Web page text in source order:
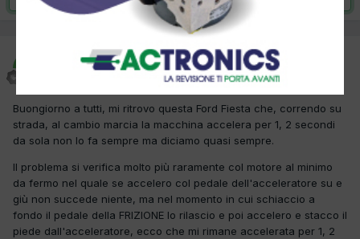
sarialessio
5 Dicembre 2024
Buongiorno a tutti, mi ritrovo questa Ford Fiesta che, correndo su
strada, al cambio marcia la macchina accelera per 1, 2 secondi
da sola non lo fa sempre ma diciamo quasi sempre.
Il problema si verifica molto più raramente col motore al minimo
da fermo nel quale se accelero col pedale dell'acceleratore su e
giù non succede niente, ma nel momento in cui schiaccio a
fondo il pedale della FRIZIONE lo rilascio e poi accelero e stacco il
piede dall'acceleratore, ecco che mi rimane accelerata per 1, 2